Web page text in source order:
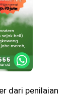
dari penilaian